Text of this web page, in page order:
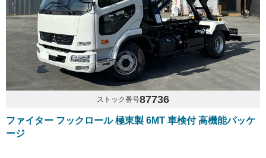
ストック番号87736
ファイター フックロール 極東製 6MT 車検付 高機能パッケ
ージ